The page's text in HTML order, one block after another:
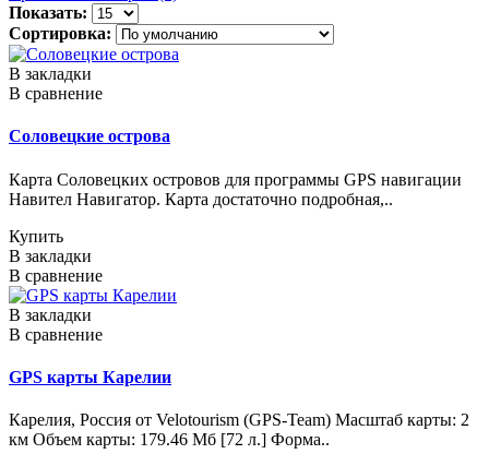
Показать:
Сортировка:
В закладки
В сравнение
Соловецкие острова
Карта Соловецких островов для программы GPS навигации
Навител Навигатор. Карта достаточно подробная,..
Купить
В закладки
В сравнение
В закладки
В сравнение
GPS карты Карелии
Карелия, Россия от Velotourism (GPS-Team) Масштаб карты: 2
км Объем карты: 179.46 Мб [72 л.] Форма..